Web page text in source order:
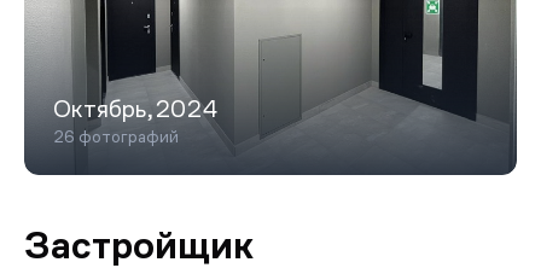
Октябрь,2024
26 фотографий
Застройщик